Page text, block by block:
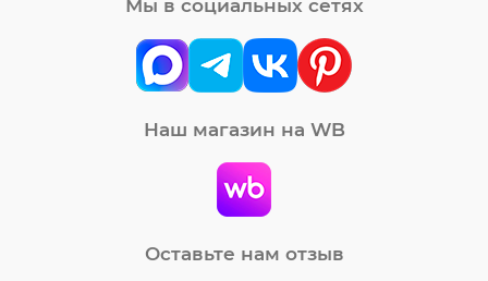
Мы в социальных сетях
Наш магазин на WB
Оставьте нам отзыв